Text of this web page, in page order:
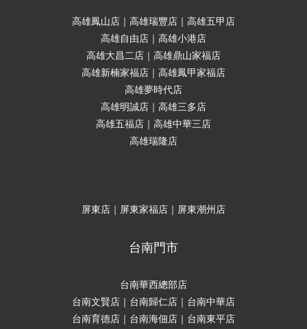
高雄鳳山店｜高雄瑞豐店｜高雄五甲店
高雄自由店｜高雄小港店
高雄大昌二店｜高雄鼎山家福店
高雄新楠家福店｜高雄鳳甲家福店
高雄夢時代店
高雄明誠店｜高雄三多店
高雄五福店｜高雄中華三店
高雄瑞隆店
屏東店｜屏東家福店｜屏東潮州店
台南門市
台南華西總部店
台南文賢店｜台南歸仁店｜台南中華店
台南育德店｜台南海佃店｜台南東平店